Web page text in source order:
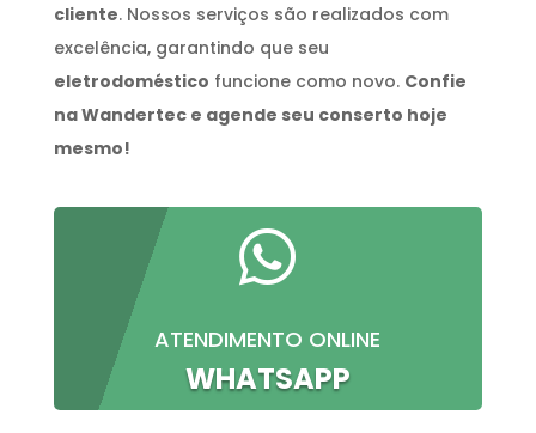
cliente. Nossos serviços são realizados com
excelência, garantindo que seu
eletrodoméstico funcione como novo. Confie
na Wandertec e agende seu conserto hoje
mesmo!

ATENDIMENTO ONLINE
WHATSAPP